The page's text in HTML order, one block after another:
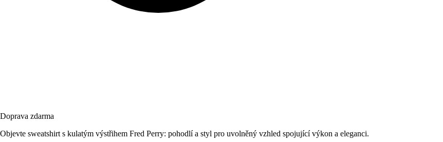
Doprava zdarma
Objevte sweatshirt s kulatým výstřihem Fred Perry: pohodlí a styl pro uvolněný vzhled spojující výkon a eleganci.